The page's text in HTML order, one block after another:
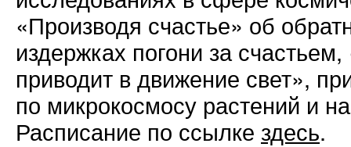
«Производя счастье» об
издержках погони за
приводит в движение свет»,
по микрокосмосу растений и
Расписание по ссылке здесь.